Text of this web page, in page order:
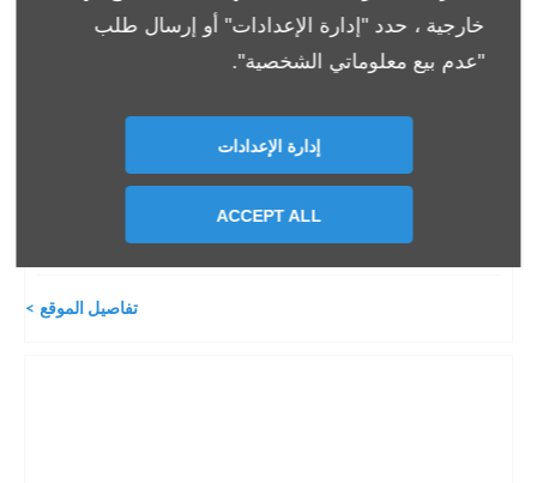
خارجية ، حدد "إدارة الإعدادات" أو إرسال طلب
"عدم بيع معلوماتي الشخصية".
إدارة الإعدادات
ACCEPT ALL
Petromin Stellantis Showroom
8003030040
تفاصيل الموقع